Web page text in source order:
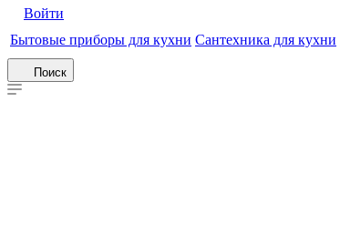
Войти
Бытовые приборы для кухни Сантехника для кухни
Поиск